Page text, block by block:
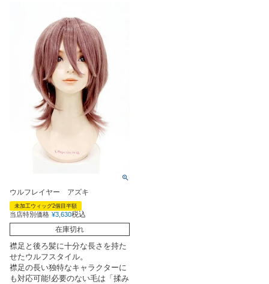
ウルフレイヤー アズキ
未加工ウィッグ2個目半額
当店特別価格 ¥3,630税込
在庫切れ
襟足と後ろ髪に十分な長さを持た
せたウルフスタイル。
襟足の長い独特なキャラクターに
も対応可能!必要のない毛は「揉み